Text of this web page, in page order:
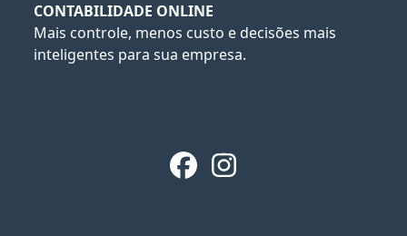
CONTABILIDADE ONLINE
Mais controle, menos custo e decisões mais
inteligentes para sua empresa.
Facebook
Instagram